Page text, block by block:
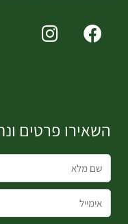
F
a
o
k
I
n
r
a
השאירו פרטים